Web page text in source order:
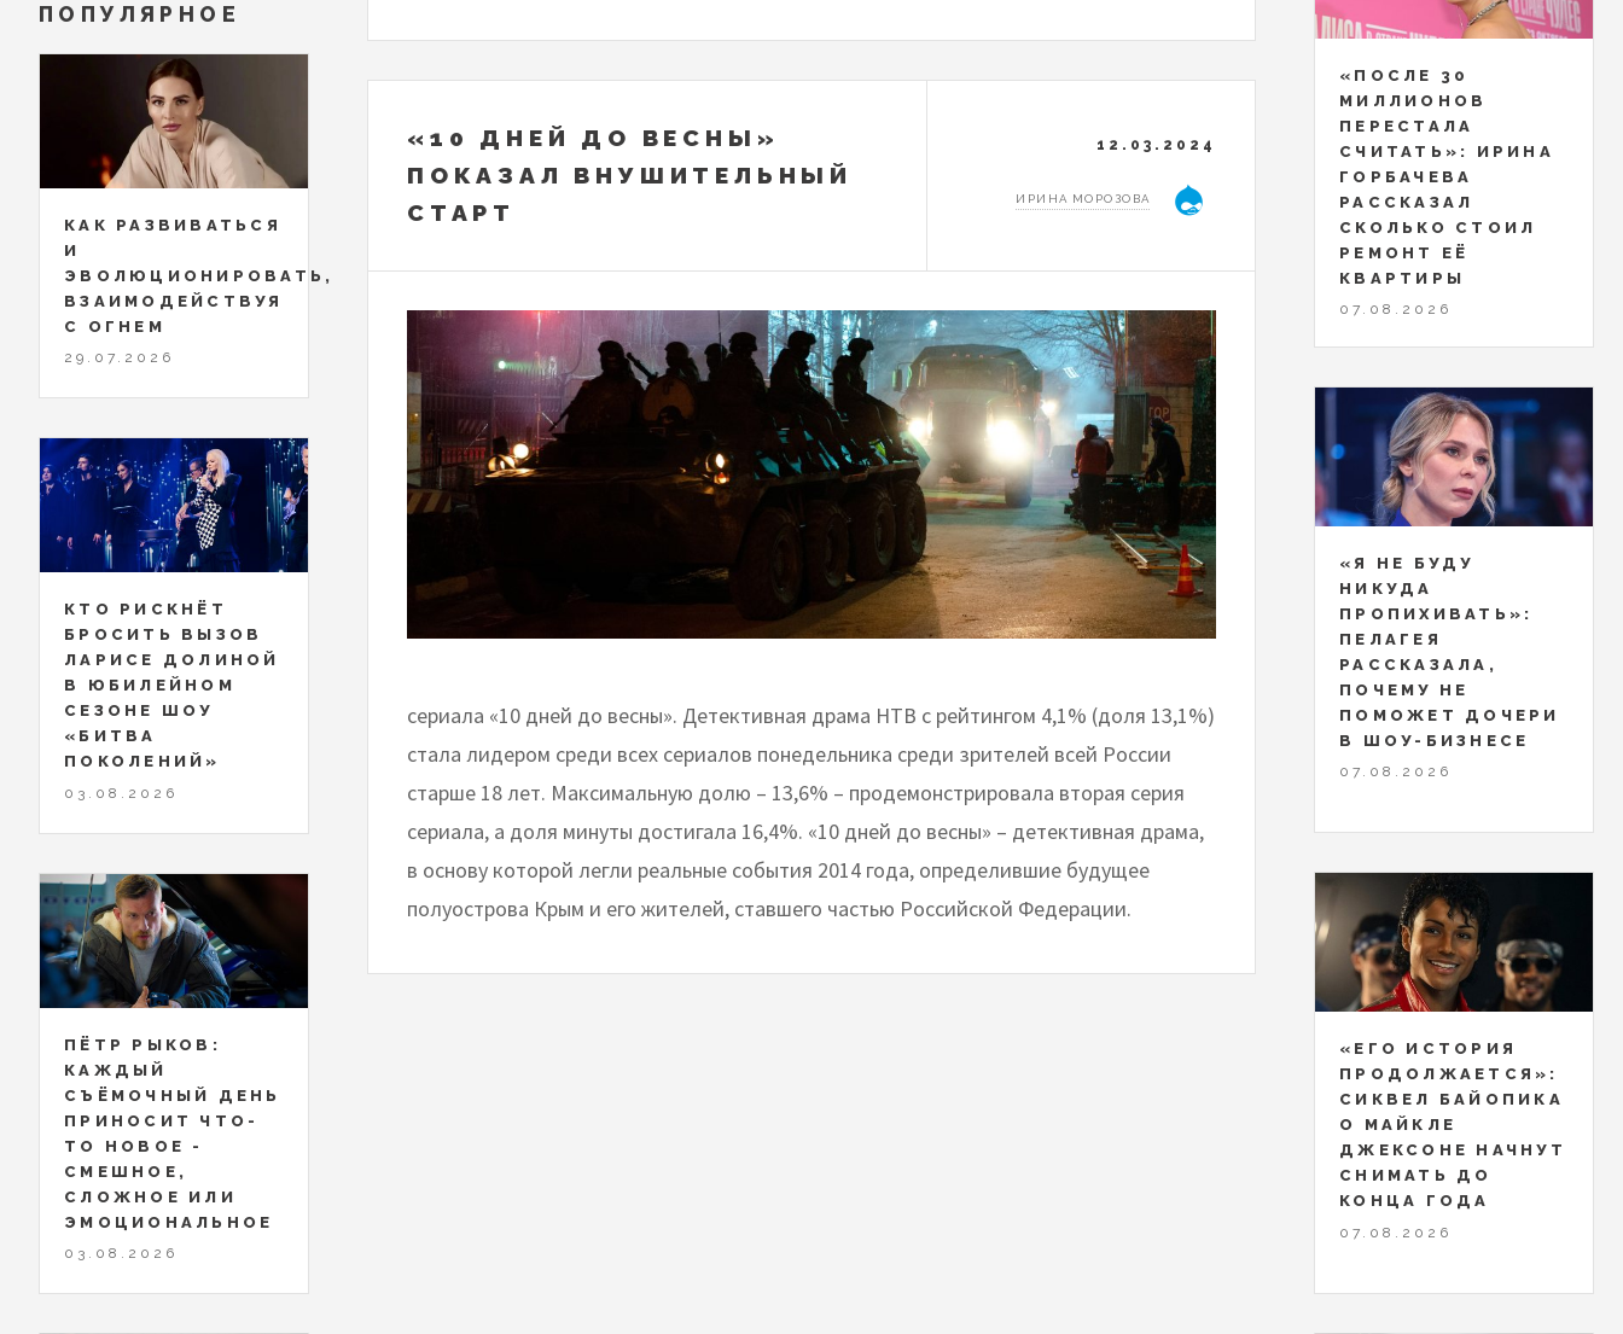
«10 ДНЕЙ ДО ВЕСНЫ»
ПОКАЗАЛ ВНУШИТЕЛЬНЫЙ
СТАРТ
12.03.2024
ИРИНА МОРОЗОВА
сериала «10 дней до весны». Детективная драма НТВ с рейтингом 4,1% (доля 13,1%)
стала лидером среди всех сериалов понедельника среди зрителей всей России
старше 18 лет. Максимальную долю – 13,6% – продемонстрировала вторая серия
сериала, а доля минуты достигала 16,4%. «10 дней до весны» – детективная драма,
в основу которой легли реальные события 2014 года, определившие будущее
полуострова Крым и его жителей, ставшего частью Российской Федерации.
ПОПУЛЯРНОЕ
КАК РАЗВИВАТЬСЯ
И
ЭВОЛЮЦИОНИРОВАТЬ,
ВЗАИМОДЕЙСТВУЯ
С ОГНЕМ
29.07.2026
КТО РИСКНЁТ
БРОСИТЬ ВЫЗОВ
ЛАРИСЕ ДОЛИНОЙ
В ЮБИЛЕЙНОМ
СЕЗОНЕ ШОУ
«БИТВА
ПОКОЛЕНИЙ»
03.08.2026
ПЁТР РЫКОВ:
КАЖДЫЙ
СЪЁМОЧНЫЙ ДЕНЬ
ПРИНОСИТ ЧТО-
ТО НОВОЕ -
СМЕШНОЕ,
СЛОЖНОЕ ИЛИ
ЭМОЦИОНАЛЬНОЕ
03.08.2026
«ПОСЛЕ 30
МИЛЛИОНОВ
ПЕРЕСТАЛА
СЧИТАТЬ»: ИРИНА
ГОРБАЧЕВА
РАССКАЗАЛ
СКОЛЬКО СТОИЛ
РЕМОНТ ЕЁ
КВАРТИРЫ
07.08.2026
«Я НЕ БУДУ
НИКУДА
ПРОПИХИВАТЬ»:
ПЕЛАГЕЯ
РАССКАЗАЛА,
ПОЧЕМУ НЕ
ПОМОЖЕТ ДОЧЕРИ
В ШОУ-БИЗНЕСЕ
07.08.2026
«ЕГО ИСТОРИЯ
ПРОДОЛЖАЕТСЯ»:
СИКВЕЛ БАЙОПИКА
О МАЙКЛЕ
ДЖЕКСОНЕ НАЧНУТ
СНИМАТЬ ДО
КОНЦА ГОДА
07.08.2026